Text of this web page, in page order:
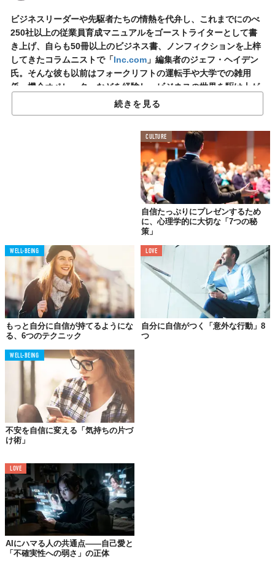
ビジネスリーダーや先駆者たちの情熱を代弁し、これまでにのべ
250社以上の従業員育成マニュアルをゴーストライターとして書
き上げ、自らも50冊以上のビジネス書、ノンフィクションを上梓
してきたコラムニストで「Inc.com 」編集者のジェフ・ヘイデン
氏。そんな彼も以前はフォークリフトの運転手や大学での雑用
係、機会オペレーターなどを経験し、ビジネスの世界を駆け上が
があるように見せるためのテクニック。なんでも、インバウンド
マーケティングで日本でもおなじみの「HubSpot」社、共同創業
者ダーメッシュ・シャアが提唱する方法論だそうで、自信が湧い
てこないときの次善の策がこれだとか。逆説的なアイデアもあっ
01.
話すよりも
「聞く時間」を長く
口数が多くなるのは、不安な気持ちを覆い隠そうとしているか
ら。心配事や不安を抱えているとき、人間はすぐに言葉で沈黙を
埋めようとします。しかし、本当に自信のある人ほど、口数は少
なく控えめなもの。
堂々と見せたいのなら、内省や熟考を必要とするフリーアンサー
式の質問で尋ねてみること。彼らがしていることや、それをどう
行っているかを質問するのです。あなたが本当に緊張していて、
続きを見る
CULTURE
自信たっぷりにプレゼンするため
に、心理学的に大切な「7つの秘
策」
WELL-BEING
もっと自分に自信が持てるようにな
る、6つのテクニック
LOVE
自分に自信がつく「意外な行動」8
つ
WELL-BEING
不安を自信に変える「気持ちの片づ
け術」
LOVE
AIにハマる人の共通点——自己愛と
「不確実性への弱さ」の正体